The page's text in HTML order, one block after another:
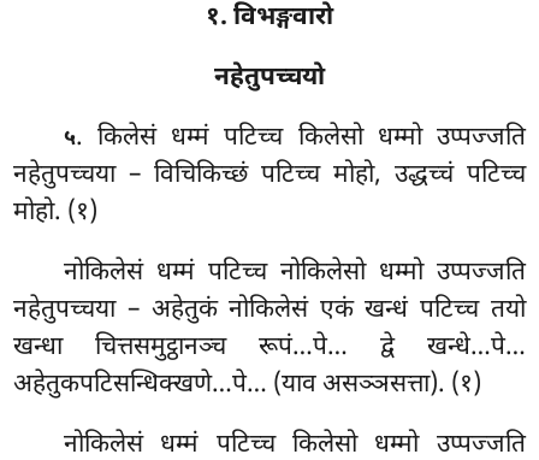
१. विभङ्गवारो
नहेतुपच्चयो
५. किलेसं धम्मं पटिच्च किलेसो धम्मो उप्पज्जति
नहेतुपच्चया – विचिकिच्छं पटिच्च मोहो, उद्धच्चं पटिच्च
मोहो. (१)
नोकिलेसं धम्मं पटिच्च नोकिलेसो धम्मो उप्पज्जति
नहेतुपच्चया – अहेतुकं नोकिलेसं एकं खन्धं पटिच्च तयो
खन्धा चित्तसमुट्ठानञ्च रूपं…पे… द्वे खन्धे…पे…
अहेतुकपटिसन्धिक्खणे…पे… (याव असञ्ञसत्ता). (१)
नोकिलेसं धम्मं पटिच्च किलेसो धम्मो उप्पज्जति